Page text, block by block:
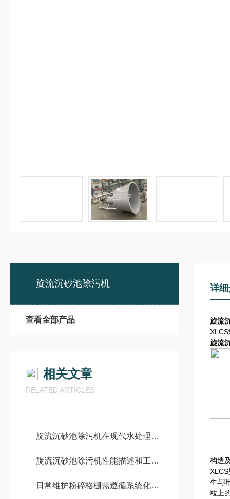
旋流沉砂池除污机
查看全部产品
相关文章
RELATED ARTICLES
旋流沉砂池除污机在现代水处理中的应用与效益
旋流沉砂池除污机性能描述和工作原理
日常维护粉碎格栅需遵循系统化、周期性的操作流程，确保设备长期稳定运行
详
旋流
旋流
构造
生与
粒上